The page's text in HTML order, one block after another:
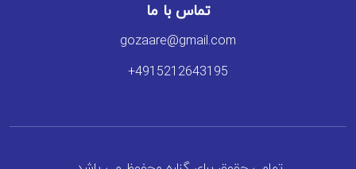
تماس با ما
gozaare@gmail.com
+4915212643195